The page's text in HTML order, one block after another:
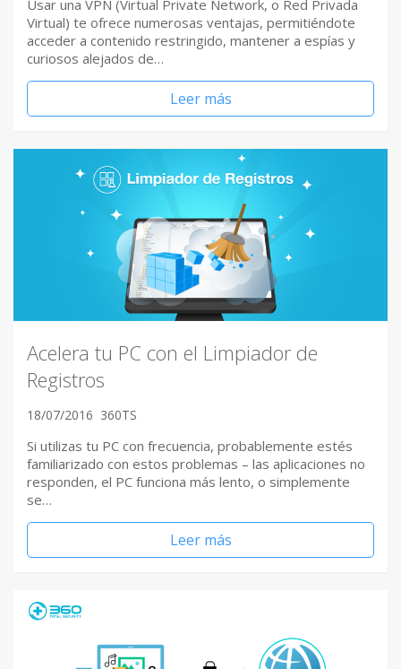
Usar una VPN (Virtual Private Network, o Red Privada
Virtual) te ofrece numerosas ventajas, permitiéndote
acceder a contenido restringido, mantener a espías y
curiosos alejados de…
Leer más
Acelera tu PC con el Limpiador de
Registros
18/07/2016 360TS
Si utilizas tu PC con frecuencia, probablemente estés
familiarizado con estos problemas – las aplicaciones no
responden, el PC funciona más lento, o simplemente
se…
Leer más